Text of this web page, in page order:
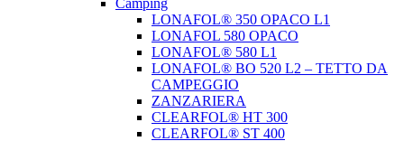
Camping
LONAFOL® 350 OPACO L1
LONAFOL 580 OPACO
LONAFOL® 580 L1
LONAFOL® BO 520 L2 – TETTO DA
CAMPEGGIO
ZANZARIERA
CLEARFOL® HT 300
CLEARFOL® ST 400